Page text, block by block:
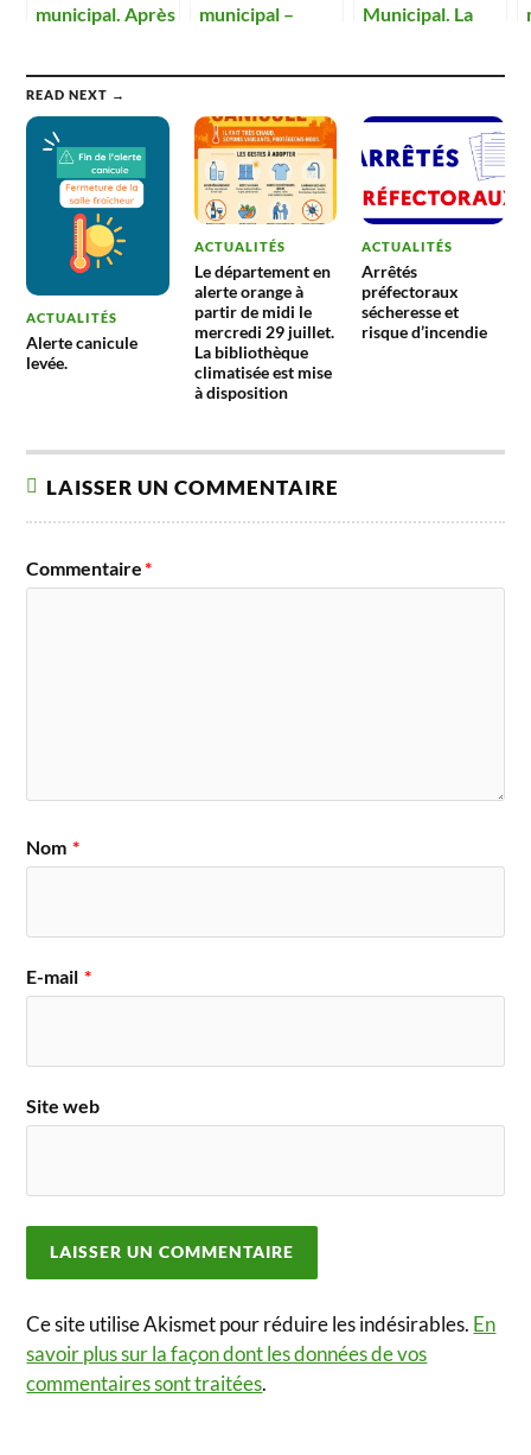
municipal. Après
devra être
déblayé
rapidement.
municipal –
Municipal. La
interdite aux
Oignons.
READ NEXT →
ACTUALITÉS
Alerte canicule
levée.
ACTUALITÉS
Le département en
alerte orange à
partir de midi le
mercredi 29 juillet.
La bibliothèque
climatisée est mise
à disposition
ACTUALITÉS
Arrêtés
préfectoraux
sécheresse et
risque d’incendie
LAISSER UN COMMENTAIRE
Commentaire*
Nom *
E-mail *
Site web
Ce site utilise Akismet pour réduire les indésirables. En
savoir plus sur la façon dont les données de vos
commentaires sont traitées.